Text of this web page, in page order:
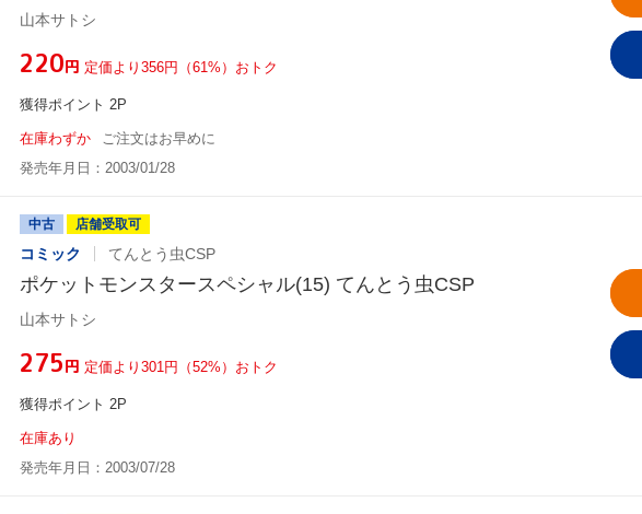
山本サトシ
¥220円 定価より356円（61%）おトク
獲得ポイント 2P
在庫わずか
ご注文はお早めに
発売年月日：2003/01/28
中古 店舗受取可
コミック てんとう虫CSP
ポケットモンスタースペシャル(15) てんとう虫CSP
山本サトシ
¥275円 定価より301円（52%）おトク
獲得ポイント 2P
在庫あり
発売年月日：2003/07/28